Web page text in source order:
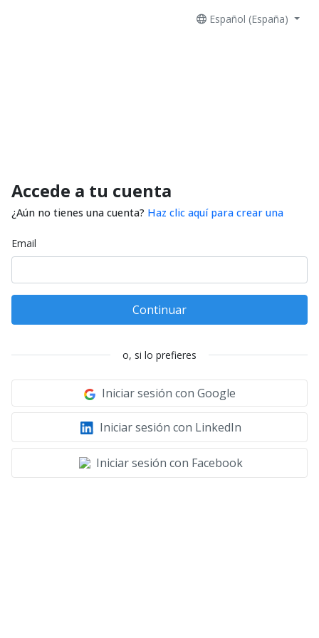
Español (España)
Accede a tu cuenta
¿Aún no tienes una cuenta? Haz clic aquí para crear una
Email
Continuar
o, si lo prefieres
Iniciar sesión con Google
Iniciar sesión con LinkedIn
Iniciar sesión con Facebook